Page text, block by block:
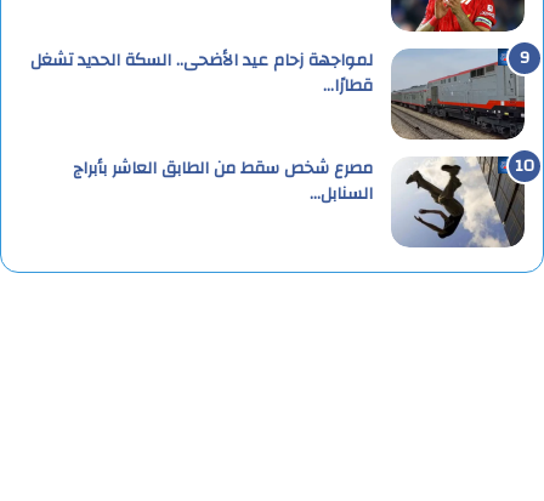
لمواجهة زحام عيد الأضحى.. السكة الحديد تشغل
قطارًا…
مصرع شخص سقط من الطابق العاشر بأبراج
السنابل…